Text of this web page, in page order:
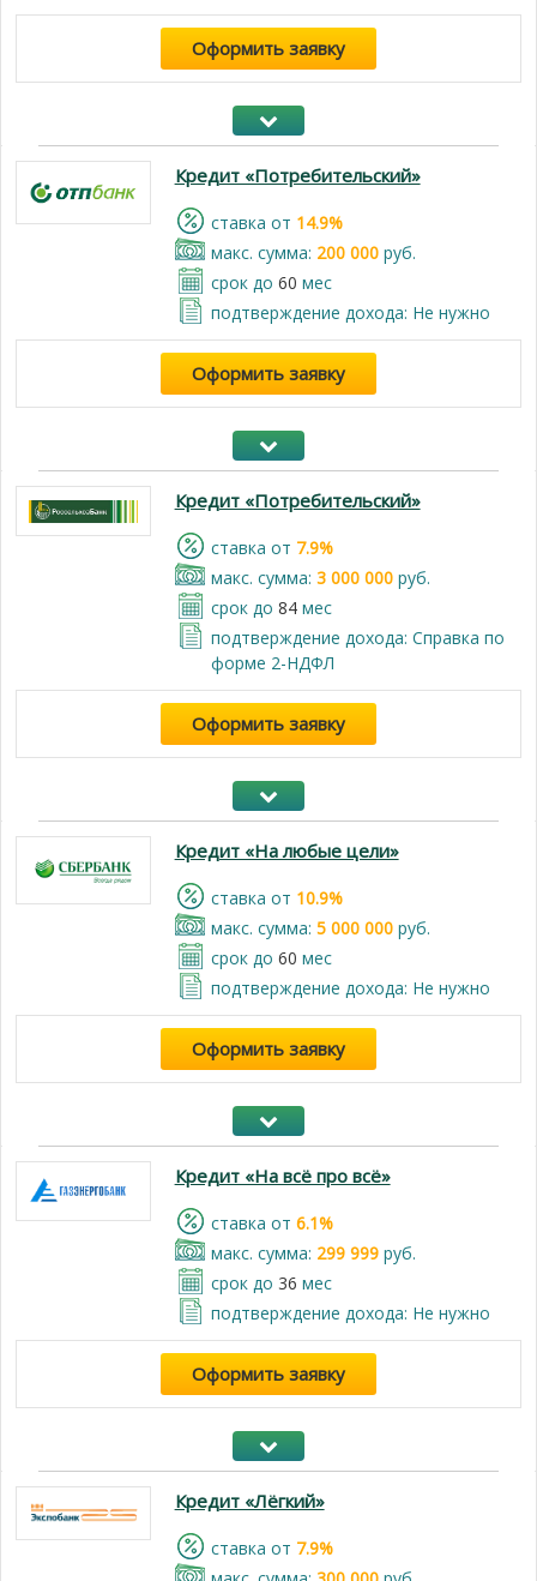
Оформить заявку
Кредит «Потребительский»
cтавка от 14.9%
макс. сумма: 200 000руб.
срок до 60 мес
подтверждение дохода: Не нужно
Оформить заявку
Кредит «Потребительский»
cтавка от 7.9%
макс. сумма: 3 000 000руб.
срок до 84мес
подтверждение дохода: Справка по
форме 2-НДФЛ
Оформить заявку
Кредит «На любые цели»
cтавка от 10.9%
макс. сумма: 5 000 000руб.
срок до 60 мес
подтверждение дохода: Не нужно
Оформить заявку
Кредит «На всё про всё»
cтавка от 6.1%
макс. сумма: 299 999руб.
срок до 36 мес
подтверждение дохода: Не нужно
Оформить заявку
Кредит «Лёгкий»
cтавка от 7.9%